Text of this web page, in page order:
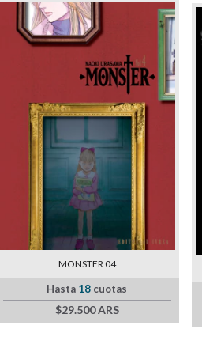
MONSTER 04
Hasta 18 cuotas
$29.500 ARS